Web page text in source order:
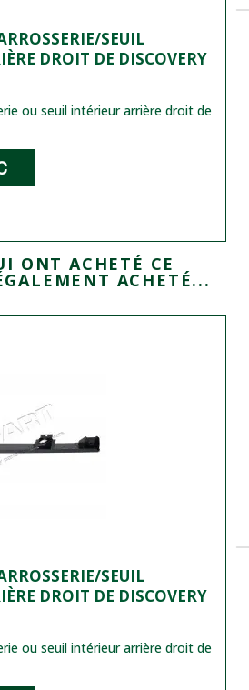
SEUIL
DROIT DE DISCOVERY
ou seuil intérieur arrière droit de
ONT ACHETÉ CE
ACHETÉ...
SEUIL
DROIT DE DISCOVERY
ou seuil intérieur arrière droit de